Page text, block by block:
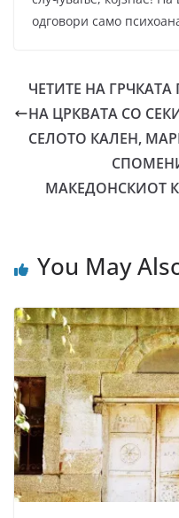
одговори само
ЧЕТИТЕ НА
НА ЦРКВАТА СО
СЕЛОТО КАЛЕН,
МАКЕДОНСКИОТ
You May